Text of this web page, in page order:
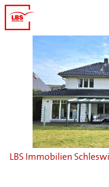
LBS Immobilien